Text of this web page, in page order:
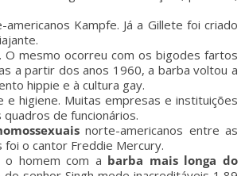
Kampfe. Já a Gillete foi criado
. O mesmo ocorreu com os bigodes fartos
a partir dos anos 1960, a barba voltou a
hippie e à cultura gay.
e higiene. Muitas empresas e instituições
de funcionários.
norte-americanos entre as
o cantor Freddie Mercury.
o homem com a barba mais longa do